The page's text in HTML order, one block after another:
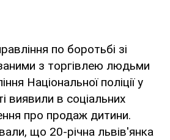
по боротьбі зі
з торгівлею людьми
Національної поліції у
виявили в соціальних
про продаж дитини.
що 20-річна львів'янка